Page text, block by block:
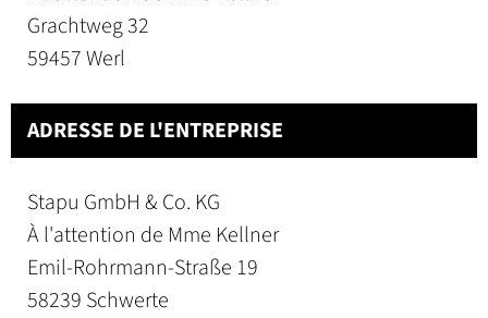
Grachtweg 32
59457 Werl
ADRESSE DE L'ENTREPRISE
Stapu GmbH & Co. KG
À l'attention de Mme Kellner
Emil-Rohrmann-Straße 19
58239 Schwerte